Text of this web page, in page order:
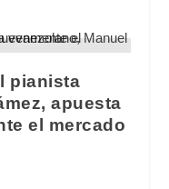
pianista
apuesta
el mercado